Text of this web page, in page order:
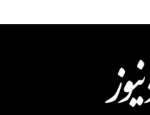
بخر !